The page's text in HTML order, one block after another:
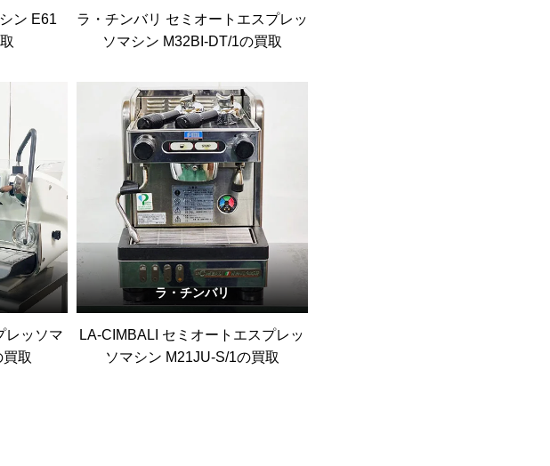
ン E61
ラ・チンバリ セミオートエスプレッ
ソマシン M32BI-DT/1の買取
レッソマ
取
ラ・チンバリ
LA-CIMBALI セミオートエスプレッ
ソマシン M21JU-S/1の買取